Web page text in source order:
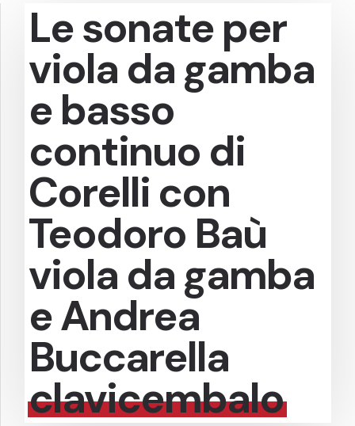
Le sonate per
viola da gamba
e basso
continuo di
Corelli con
Teodoro Baù
viola da gamba
e Andrea
Buccarella
clavicembalo